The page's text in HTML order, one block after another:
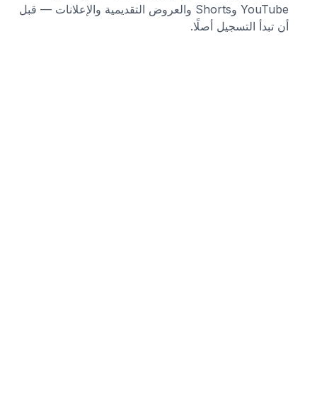
YouTube وShorts والعروض التقديمية والإعلانات — قبل
أن تبدأ التسجيل أصلًا.